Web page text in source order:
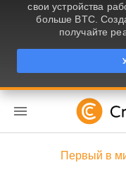
свои устройства
больше BTC.
получайте
Первый в